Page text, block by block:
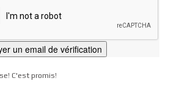
C'est promis!